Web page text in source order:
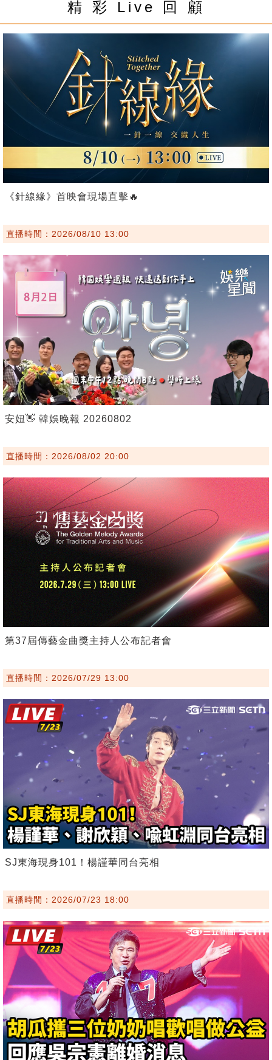
精 彩 Live 回 顧
《針線緣》首映會現場直擊🔥
直播時間：2026/08/10 13:00
安妞👋 韓娛晚報 20260802
直播時間：2026/08/02 20:00
第37屆傳藝金曲獎主持人公布記者會
直播時間：2026/07/29 13:00
SJ東海現身101！楊謹華同台亮相
直播時間：2026/07/23 18:00